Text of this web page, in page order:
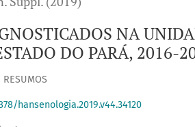
NA
DO PARÁ, 2016-
RESUMOS
hansenologia.2019.v44.34120